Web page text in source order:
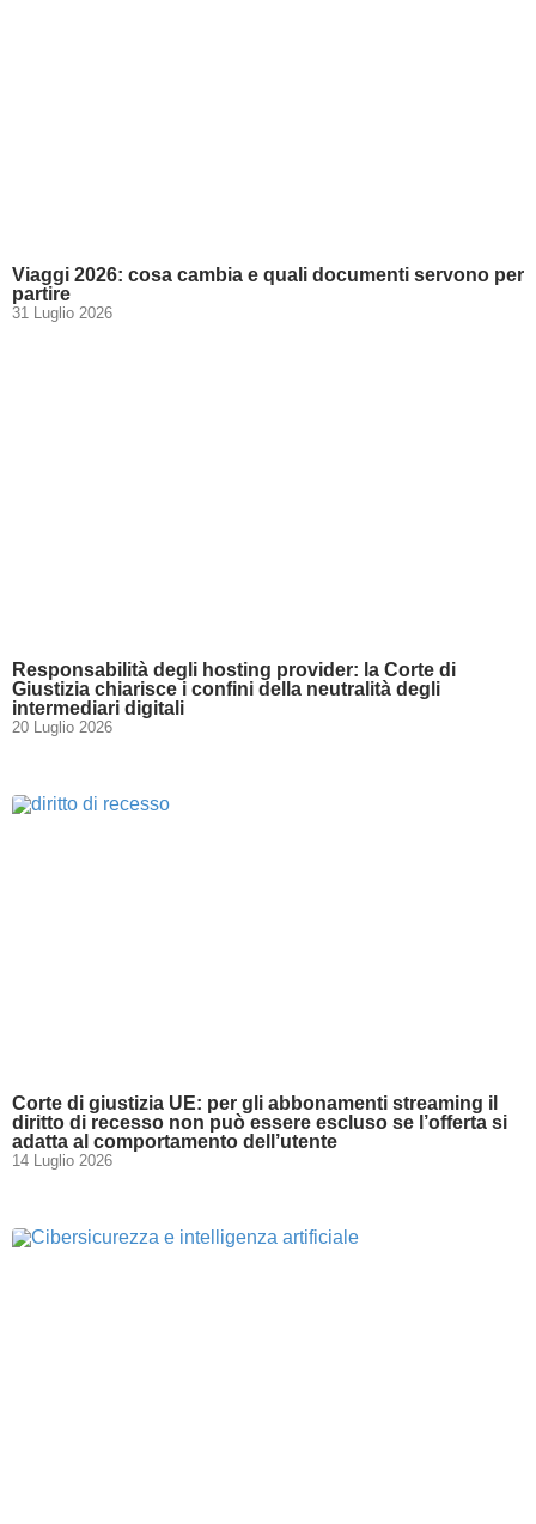
Viaggi 2026: cosa cambia e quali documenti servono per
partire
31 Luglio 2026
Responsabilità degli hosting provider: la Corte di
Giustizia chiarisce i confini della neutralità degli
intermediari digitali
20 Luglio 2026
Corte di giustizia UE: per gli abbonamenti streaming il
diritto di recesso non può essere escluso se l’offerta si
adatta al comportamento dell’utente
14 Luglio 2026